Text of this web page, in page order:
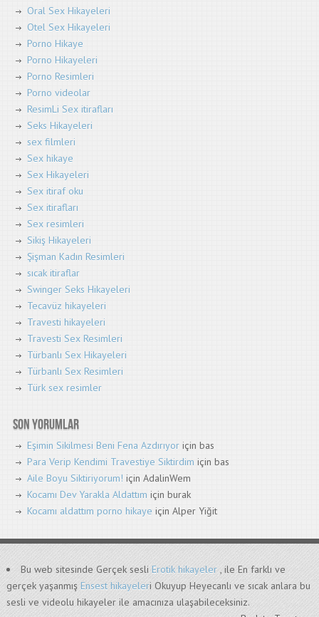
Oral Sex Hikayeleri
Otel Sex Hikayeleri
Porno Hikaye
Porno Hikayeleri
Porno Resimleri
Porno videolar
ResimLi Sex itirafları
Seks Hikayeleri
sex filmleri
Sex hikaye
Sex Hikayeleri
Sex itiraf oku
Sex itirafları
Sex resimleri
Sikiş Hikayeleri
Şişman Kadın Resimleri
sıcak itiraflar
Swinger Seks Hikayeleri
Tecavüz hikayeleri
Travesti hikayeleri
Travesti Sex Resimleri
Türbanlı Sex Hikayeleri
Türbanlı Sex Resimleri
Türk sex resimler
Son yorumlar
Eşimin Sikilmesi Beni Fena Azdırıyoriçin bas
Para Verip Kendimi Travestiye Siktirdim için bas
Aile Boyu Siktiriyorum! için AdalinWem
Kocamı Dev Yarakla Aldattım için burak
Kocamı aldattım porno hikaye için Alper Yiğit
Bu web sitesinde Gerçek sesliErotik hikayeler, ile En farklı ve
gerçek yaşanmışEnsest hikayeleri Okuyup Heyecanlı ve sıcak anlara bu
sesli ve videolu hikayeler ile amacınıza ulaşabileceksiniz.